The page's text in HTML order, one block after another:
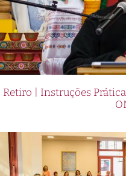
Retiro | Instruções